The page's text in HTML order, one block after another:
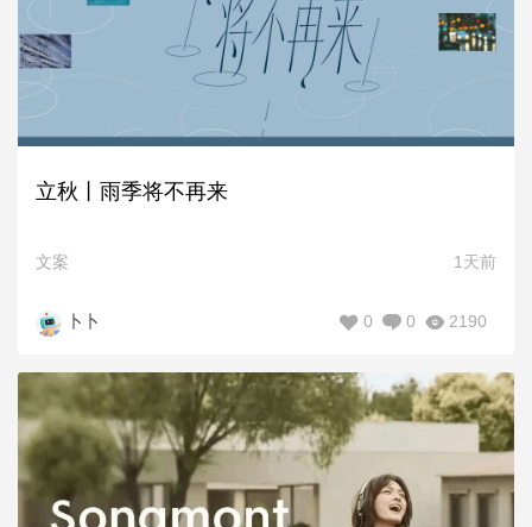
立秋丨雨季将不再来
文案 1天前
卜卜 2190
0
0